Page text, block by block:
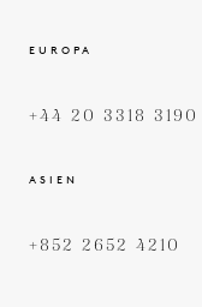
EUROPA
+44 20 3318 3190
ASIEN
+852 2652 4210